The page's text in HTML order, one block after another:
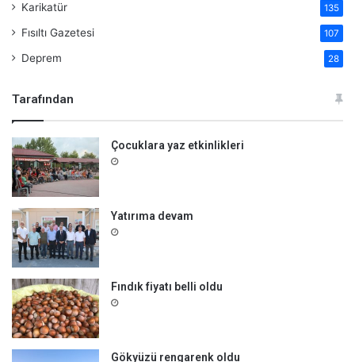
Karikatür 135
Fısıltı Gazetesi 107
Deprem 28
Tarafından
Çocuklara yaz etkinlikleri
Yatırıma devam
Fındık fiyatı belli oldu
Gökyüzü rengarenk oldu